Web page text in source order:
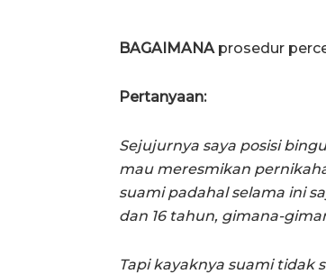
BAGAIMANA prosedur
Pertanyaan:
Sejujurnya saya posisi
mau meresmikan
suami padahal selama ini
dan 16 tahun, gimana-
Tapi kayaknya suami tidak